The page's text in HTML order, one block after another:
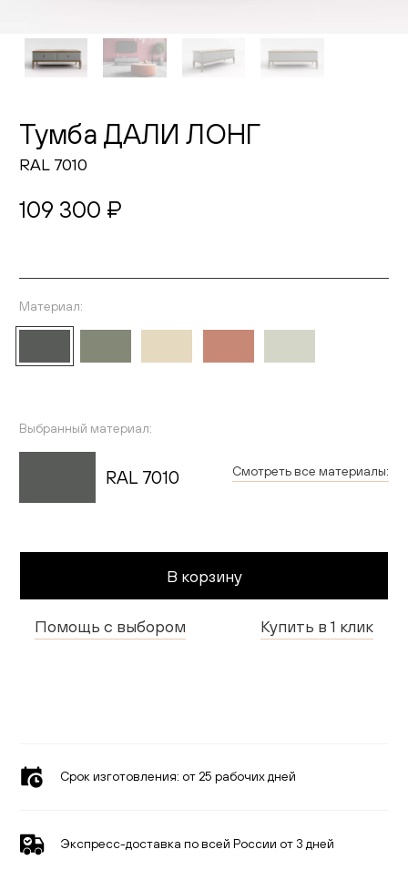
Живопись
Комоды
Пуфы и банкетки
Подушки
Распродажа
Гостиная
Кухня
Проекты
Мебель для бизнеса
Дизайнерам
Тумба ДАЛИ ЛОНГ
RAL 7010
109 300 ₽
Выберите материал
Материал:
Выбранный материал:
RAL 7010 Смотреть все материалы:
В корзину
Помощь с выбором Купить в 1 клик
Срок изготовления: от 25 рабочих дней
Экспресс-доставка по всей России от 3 дней